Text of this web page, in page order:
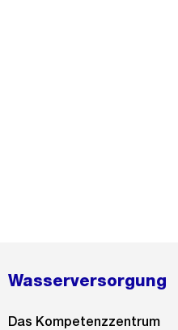
Wasserversorgung
Das Kompetenzzentrum